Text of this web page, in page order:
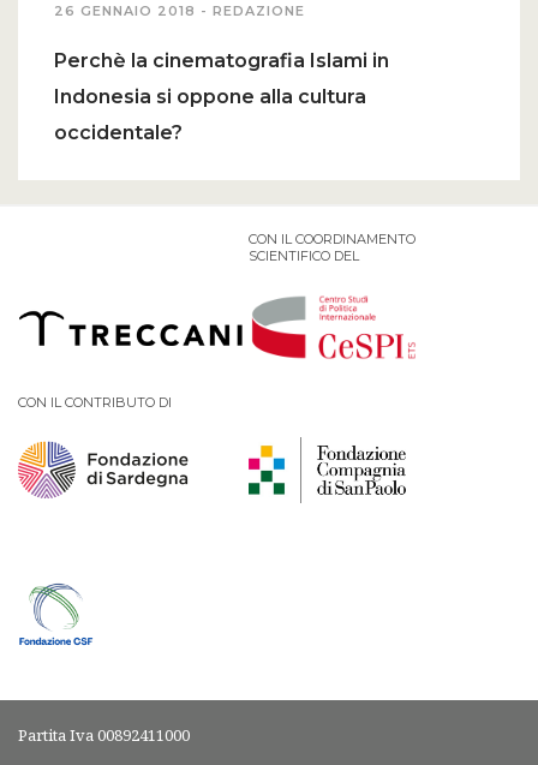
26 GENNAIO 2018 - REDAZIONE
Perchè la cinematografia Islami in
Indonesia si oppone alla cultura
occidentale?
CON IL COORDINAMENTO
SCIENTIFICO DEL
CON IL CONTRIBUTO DI
Partita Iva 00892411000